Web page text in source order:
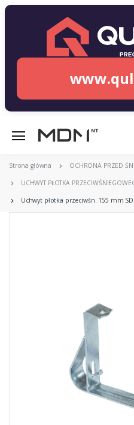
Strona główna OCHRONA PRZED
UCHWYT PŁOTKA
Uchwyt płotka przeciwśn. 155 mm